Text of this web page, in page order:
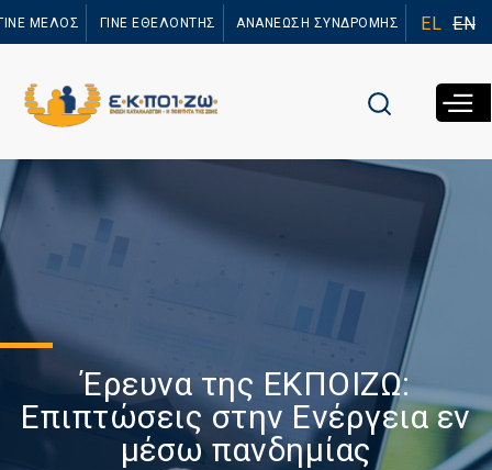
προς το
ΜΕΛΟΣ ΓΙΝΕ ΕΘΕΛΟΝΤΗΣ ΑΝΑΝΕΩΣΗ ΣΥΝΔΡΟΜΗΣ EL EN
Έρευνα της ΕΚΠΟΙΖΩ:
Επιπτώσεις στην Ενέργεια εν
μέσω πανδημίας